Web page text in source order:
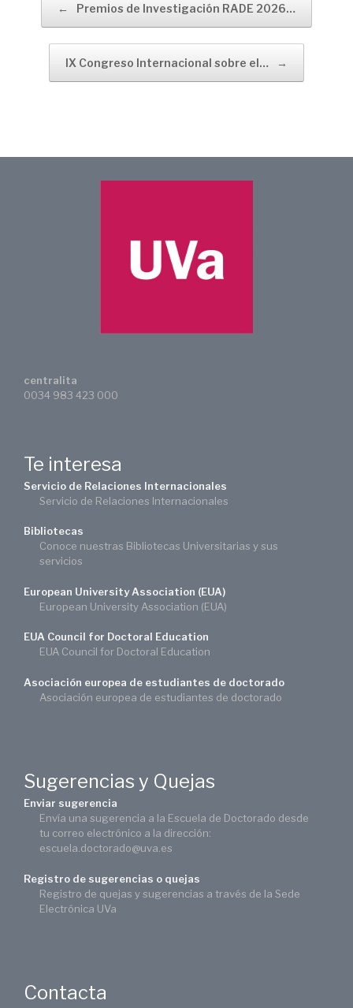
← Premios de Investigación RADE 2026…
IX Congreso Internacional sobre el… →
centralita
0034 983 423 000
Te interesa
Servicio de Relaciones Internacionales
Servicio de Relaciones Internacionales
Bibliotecas
Conoce nuestras Bibliotecas Universitarias y sus
servicios
European University Association (EUA)
European University Association (EUA)
EUA Council for Doctoral Education
EUA Council for Doctoral Education
Asociación europea de estudiantes de doctorado
Asociación europea de estudiantes de doctorado
Sugerencias y Quejas
Enviar sugerencia
Envía una sugerencia a la Escuela de Doctorado desde
tu correo electrónico a la dirección:
escuela.doctorado@uva.es
Registro de sugerencias o quejas
Registro de quejas y sugerencias a través de la Sede
Electrónica UVa
Contacta